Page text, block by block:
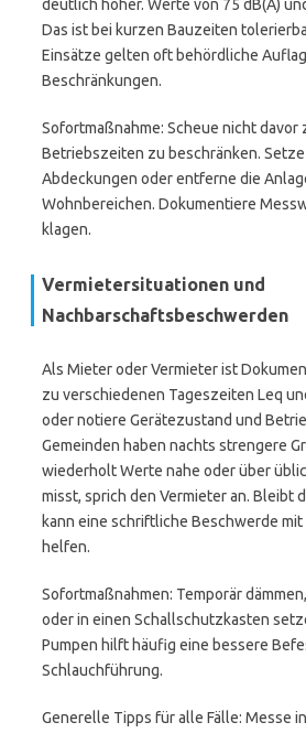
deutlich höher. Werte von 75 dB(A)
Das ist bei kurzen Bauzeiten
Einsätze gelten oft behördliche
Beschränkungen.
Sofortmaßnahme: Scheue nicht davor
Betriebszeiten zu beschränken.
Abdeckungen oder entferne die
Wohnbereichen. Dokumentiere
klagen.
Vermietersituationen und
Nachbarschaftsbeschwerden
Als Mieter oder Vermieter ist
zu verschiedenen Tageszeiten Leq
oder notiere Gerätezustand und
Gemeinden haben nachts strengere
wiederholt Werte nahe oder über
misst, sprich den Vermieter an. Bleibt
kann eine schriftliche Beschwerde
helfen.
Sofortmaßnahmen: Temporär
oder in einen Schallschutzkasten
Pumpen hilft häufig eine bessere
Schlauchführung.
Generelle Tipps für alle Fälle: Messe